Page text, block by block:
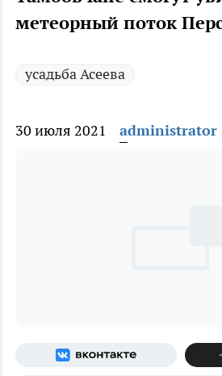
метеорный поток
усадьба Асеева
30 июля 2021 administrator